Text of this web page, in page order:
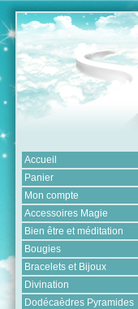
Accueil
Panier
Mon compte
Accessoires Magie
Bien être et méditation
Bougies
Bracelets et Bijoux
Divination
Dodécaèdres Pyramides